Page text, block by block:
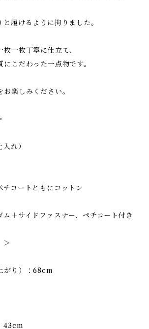
履けるように拘りました。
一枚丁寧に仕立て、
こだわった一点物です。
楽しみください。
れ）
チコートともにコットン
ム＋サイドファスナー、ペチコート付き
＞
がり）：68cm
43cm